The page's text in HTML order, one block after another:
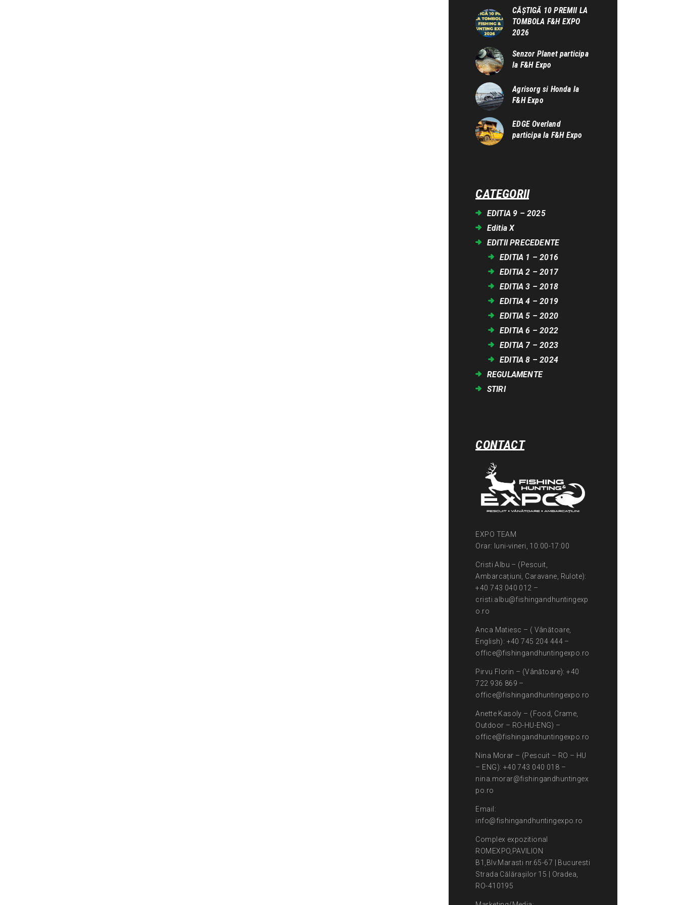
CÂȘTIGĂ 10 PREMII LA
TOMBOLA F&H EXPO
2026
Senzor Planet participa
la F&H Expo
Agrisorg si Honda la
F&H Expo
EDGE Overland
participa la F&H Expo
CATEGORII
EDITIA 9 – 2025
Editia X
EDITII PRECEDENTE
EDITIA 1 – 2016
EDITIA 2 – 2017
EDITIA 3 – 2018
EDITIA 4 – 2019
EDITIA 5 – 2020
EDITIA 6 – 2022
EDITIA 7 – 2023
EDITIA 8 – 2024
REGULAMENTE
STIRI
CONTACT
EXPO TEAM
Orar: luni-vineri, 10:00-17:00
Cristi Albu – (Pescuit,
Ambarcațiuni, Caravane, Rulote):
+40 743 040 012 –
cristi.albu@fishingandhuntingexp
o.ro
Anca Matiesc – ( Vânătoare,
English): +40 745 204 444 –
office@fishingandhuntingexpo.ro
Pirvu Florin – (Vânătoare): +40
722 936 869 –
office@fishingandhuntingexpo.ro
Anette Kasoly – (Food, Crame,
Outdoor – RO-HU-ENG) –
office@fishingandhuntingexpo.ro
Nina Morar – (Pescuit – RO – HU
– ENG): +40 743 040 018 –
nina.morar@fishingandhuntingex
po.ro
Email:
info@fishingandhuntingexpo.ro
Complex expozitional
ROMEXPO,PAVILION
B1,Blv.Marasti nr.65-67 | Bucuresti
Strada Călărașilor 15 | Oradea,
RO-410195